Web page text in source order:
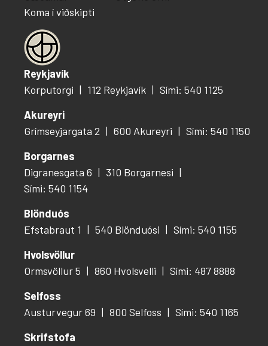
Reykjavík
Korputorgi
112 Reykjavík
Sími: 540 1125
Akureyri
Grímseyjargata 2
600 Akureyri
Sími: 540 1150
Borgarnes
Digranesgata 6
310 Borgarnesi
Sími: 540 1154
Blönduós
Efstabraut 1
540 Blönduósi
Sími: 540 1155
Hvolsvöllur
Ormsvöllur 5
860 Hvolsvelli
Sími: 487 8888
Selfoss
Austurvegur 69
800 Selfoss
Sími: 540 1165
Skrifstofa
Koma í viðskipti